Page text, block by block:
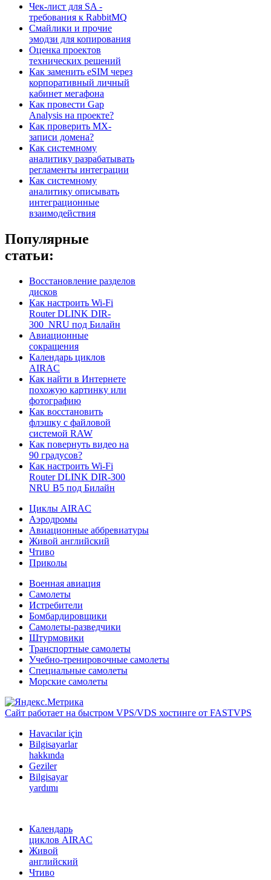
Чек-лист для SA -
требования к RabbitMQ
Смайлики и прочие
эмодзи для копирования
Оценка проектов
технических решений
Как заменить eSIM через
корпоративный личный
кабинет мегафона
Как провести Gap
Analysis на проекте?
Как проверить MX-
записи домена?
Как системному
аналитику разрабатывать
регламенты интеграции
Как системному
аналитику описывать
интеграционные
взаимодействия
Популярные
статьи:
Восстановление разделов
дисков
Как настроить Wi-Fi
Router DLINK DIR-
300_NRU под Билайн
Авиационные
сокращения
Календарь циклов
AIRAC
Как найти в Интернете
похожую картинку или
фотографию
Как восстановить
флэшку с файловой
системой RAW
Как повернуть видео на
90 градусов?
Как настроить Wi-Fi
Router DLINK DIR-300
NRU B5 под Билайн
Циклы AIRAC
Аэродромы
Авиационные аббревиатуры
Живой английский
Чтиво
Приколы
Военная авиация
Самолеты
Истребители
Бомбардировщики
Самолеты-разведчики
Штурмовики
Транспортные самолеты
Учебно-тренировочные самолеты
Специальные самолеты
Морские самолеты
Сайт работает на быстром VPS/VDS хостинге от FASTVPS
Havacılar için
Bilgisayarlar
hakkında
Geziler
Bilgisayar
yardımı
Календарь
циклов AIRAC
Живой
английский
Чтиво